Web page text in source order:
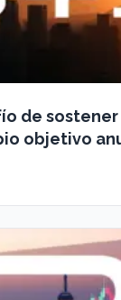
de
objetivo